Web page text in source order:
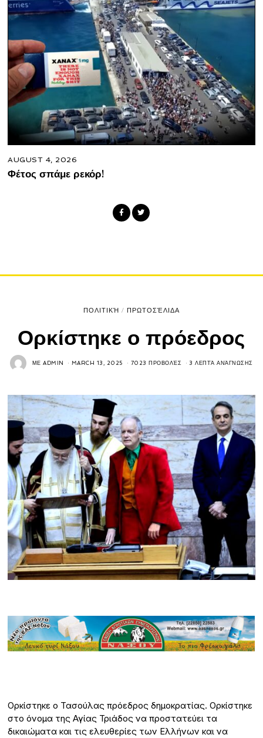
AUGUST 4, 2026
Φέτος σπάμε ρεκόρ!
ΠΟΛΙΤΙΚΉ / ΠΡΩΤΟΣΈΛΙΔΑ
Ορκίστηκε ο πρόεδρος
ΜΕADMIN MARCH 13, 2025 7023 ΠΡΟΒΟΛΈΣ 3 ΛΕΠΤΆ ΑΝΆΓΝΩΣΗΣ
Ορκίστηκε ο Τασούλας πρόεδρος δημοκρατίας. Ορκίστηκε
στο όνομα της Αγίας Τριάδος να προστατεύει τα
δικαιώματα και τις ελευθερίες των Ελλήνων και να